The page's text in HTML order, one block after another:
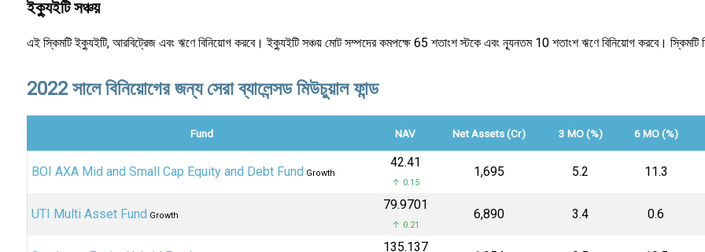
ইক্যুইটি সঞ্চয়
এই স্কিমটি ইক্যুইটি, আরবিট্রেজ এবং ঋণে বিনিয়োগ করবে। ইক্যুইটি সঞ্চয় মোট সম্পদের কমপক্ষে 65 শতাংশ স্টকে এবং ন্যূনতম 10 শতাংশ ঋণে বিনিয়োগ করবে।
2022 সালে বিনিয়োগের জন্য সেরা ব্যালেন্সড মিউচুয়াল ফান্ড
Fund NAV Net Assets (Cr) 3 MO (%) 6 MO (%)
BOI AXA Mid and Small Cap Equity and Debt Fund Growth
₹42.41
↑ 0.15
₹1,695 5.2 11.3
UTI Multi Asset Fund Growth
₹79.9701
↑ 0.21
₹6,890 3.4 0.6
₹135.137